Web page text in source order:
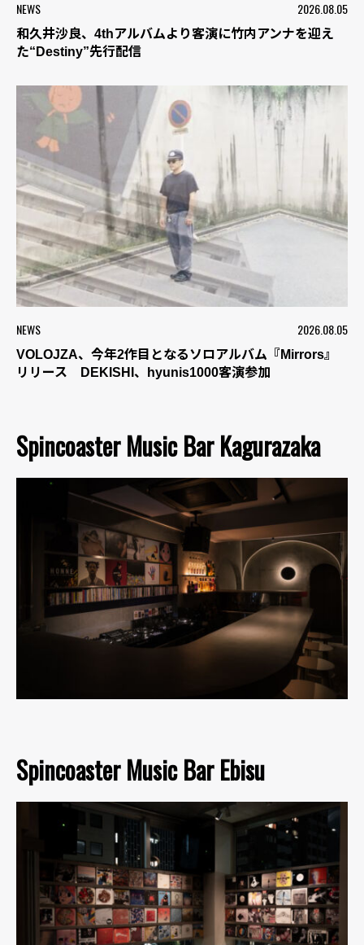
NEWS 2026.08.05
和久井沙良、4thアルバムより客演に竹内アンナを迎え
た“Destiny”先行配信
NEWS 2026.08.05
VOLOJZA、今年2作目となるソロアルバム『Mirrors』
リリース DEKISHI、hyunis1000客演参加
Spincoaster Music Bar Kagurazaka
Spincoaster Music Bar Ebisu